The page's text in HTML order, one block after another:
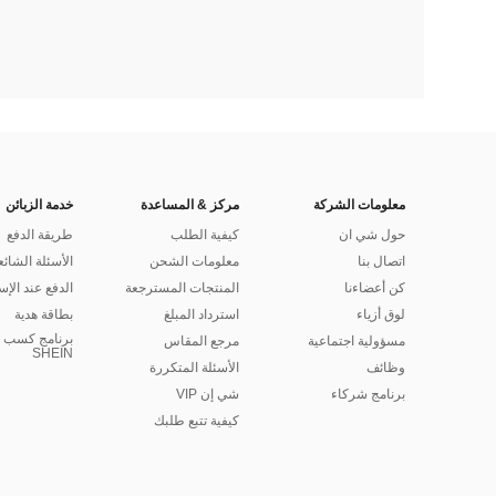
معلومات الشركة
حول شي ان
اتصال بنا
كن أعضاءنا
لوق أزياء
مسؤولية اجتماعية
وظائف
برنامج شركاء
مركز & المساعدة
كيفية الطلب
معلومات الشحن
المنتجات المسترجعة
استرداد المبلغ
مرجع المقاس
الأسئلة المتكررة
شي إن VIP
كيفية تتبع طلبك
خدمة الزبائن
طريقة الدفع
الأسئلة
الدفع عند
بطاقة هدية
برنامج كسب
SHEIN